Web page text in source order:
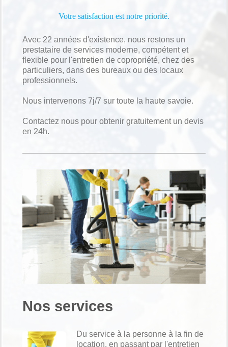
Votre satisfaction est notre priorité.
Avec 22 années d'existence, nous restons un
prestataire de services moderne, compétent et
flexible pour l'entretien de copropriété, chez des
particuliers, dans des bureaux ou des locaux
professionnels.
Nous intervenons 7j/7 sur toute la haute savoie.
Contactez nous pour obtenir gratuitement un devis
en 24h.
Nos services
Du service à la personne à la fin de
location, en passant par l'entretien